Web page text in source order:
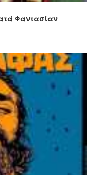
Φαντασίαν